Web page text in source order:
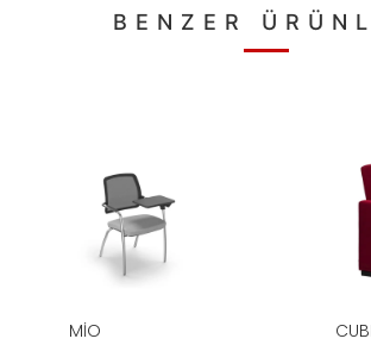
BENZER
MIO